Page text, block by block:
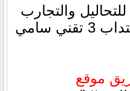
والتجارب
فتح مناظرة خارجية لانتداب 3 تقني سامي
موقع